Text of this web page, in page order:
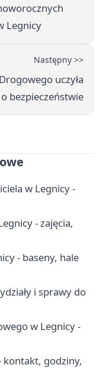
Legnicy
Następny >>
uczyła
bezpieczeństwie
w Legnicy -
- zajęcia,
- baseny, hale
i sprawy do
w Legnicy -
kontakt, godziny,